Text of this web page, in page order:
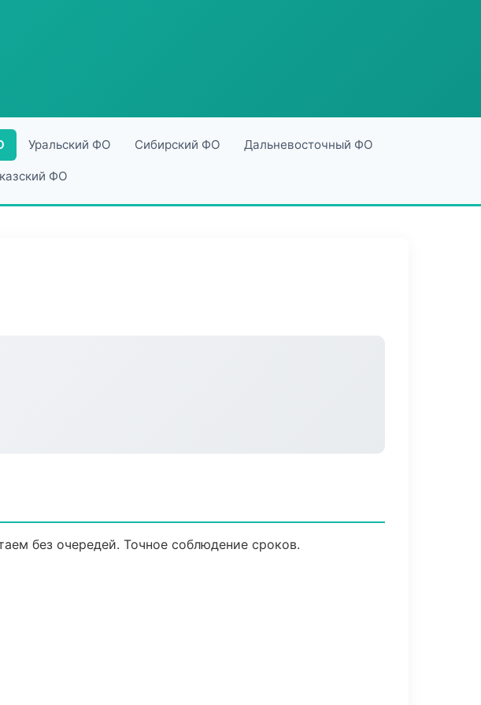
Уральский ФО Сибирский ФО Дальневосточный ФО
ФО
без очередей. Точное соблюдение сроков.